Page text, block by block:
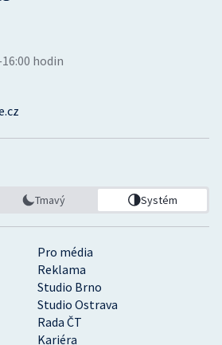
Pro média
Reklama
Studio Brno
Studio Ostrava
Rada ČT
Kariéra
hodin
Tmavý Systém